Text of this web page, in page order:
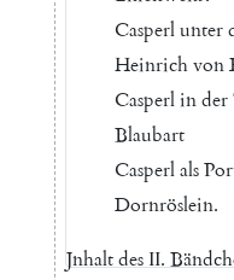
Casperlunter
Heinrichvon
Casperlinder
Blaubart
Casperlals
Dornröslein.
Jnhaltdes II.